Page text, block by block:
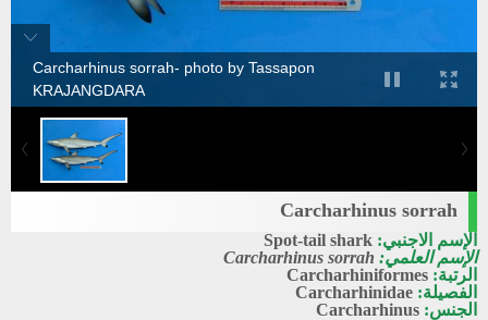
Carcharhinus sorrah- photo by Tassapon
KRAJANGDARA
Carcharhinus sorrah
الإسم الاجنبي: Spot-tail shark
الإسم العلمي: Carcharhinus sorrah
الرتبة: Carcharhiniformes
الفصيلة: Carcharhinidae
الجنس: Carcharhinus